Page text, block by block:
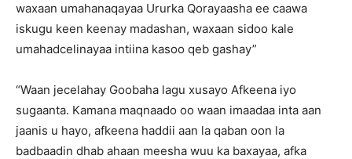
waxaan umahanaqayaa Ururka Qorayaasha ee caawa
iskugu keen keenay madashan, waxaan sidoo kale
umahadcelinayaa intiina kasoo qeb gashay”
“Waan jecelahay Goobaha lagu xusayo Afkeena iyo
sugaanta. Kamana maqnaado oo waan imaadaa inta aan
jaanis u hayo, afkeena haddii aan la qaban oon la
badbaadin dhab ahaan meesha wuu ka baxayaa, afka